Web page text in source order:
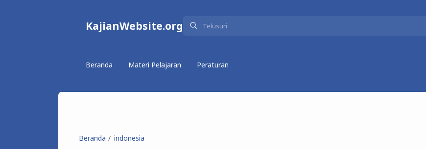
KajianWebsite.org
Beranda Materi Pelajaran Peraturan
Beranda indonesia